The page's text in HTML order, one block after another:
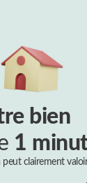
bien
1
clairement